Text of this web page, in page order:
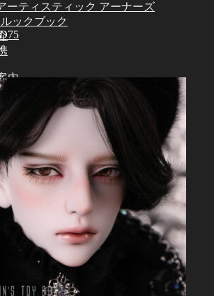
ーティスティック アーナーズ
ックブック
内
イズ一覧
ラーガイド
ズガイド
照会
質問 (FAQ)
ーセンター (Q&A)
USD
JPY
WON